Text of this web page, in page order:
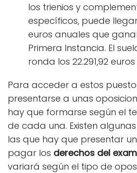
los trienios y
específicos, puede
euros anuales que
Primera Instancia. El
ronda los 22.291,92
Para acceder a estos
presentarse a unas
hay que formarse según el
de cada una. Existen
las que hay que presentar
pagar los derechos del
variará según el tipo de